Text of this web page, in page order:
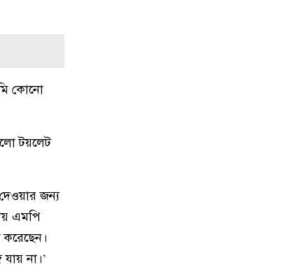
কোনো
টয়লেট
জন্য
এমপি
না।’